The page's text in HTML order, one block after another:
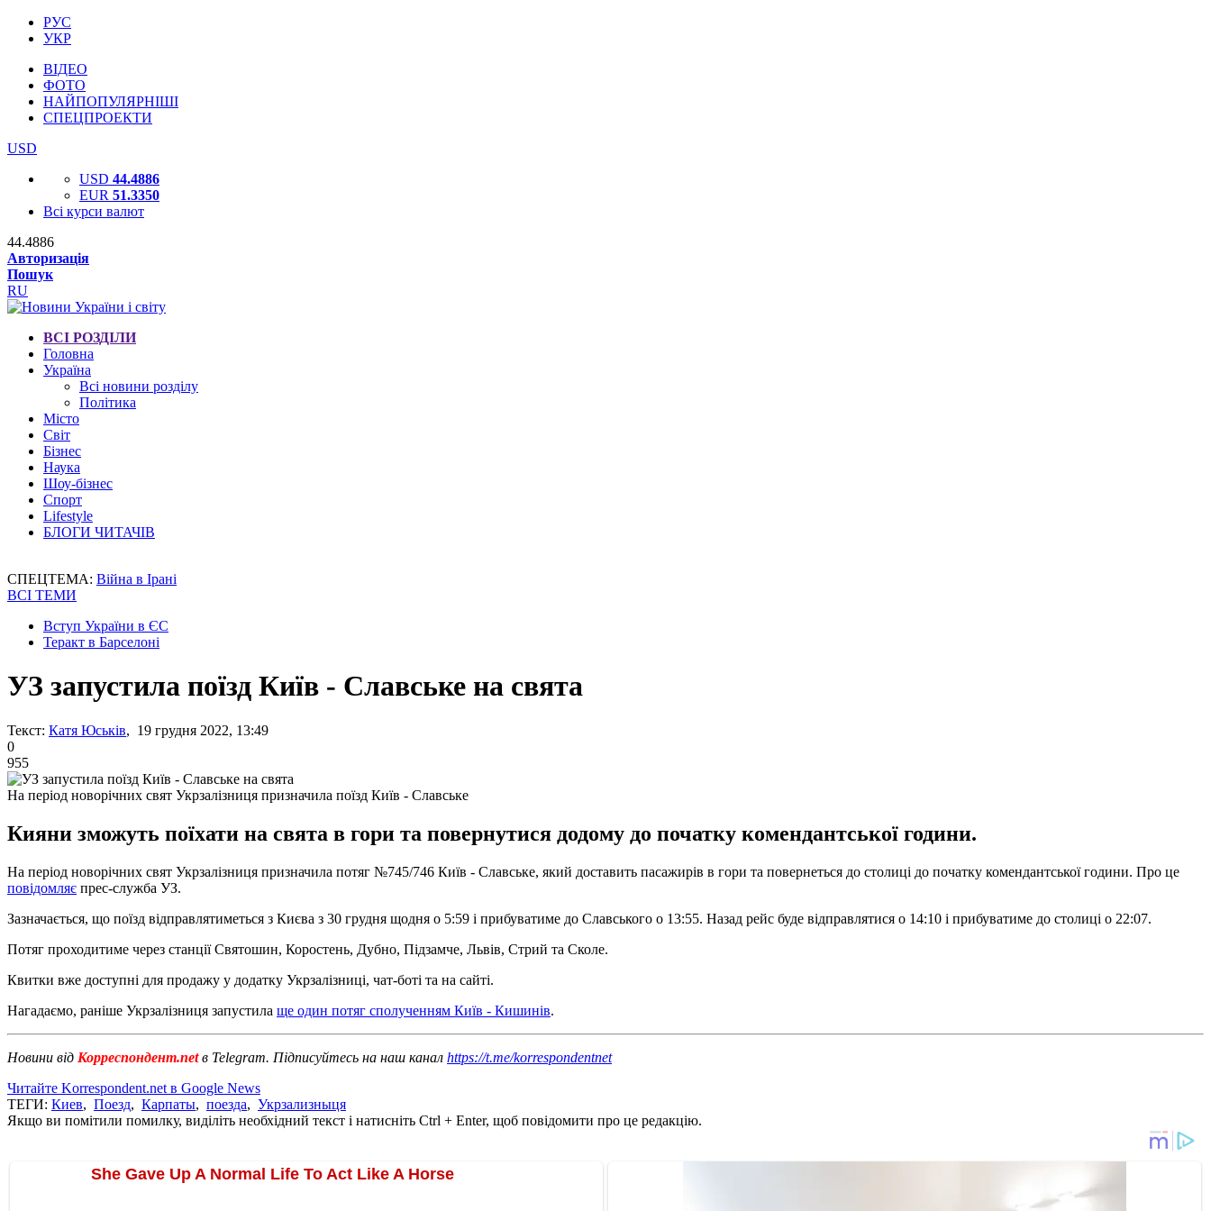
РУС
УКР
ВІДЕО
ФОТО
НАЙПОПУЛЯРНІШІ
СПЕЦПРОЕКТИ
USD
USD 44.4886
EUR 51.3350
Всі курси валют
44.4886
Авторизація
Пошук
RU
ВСІ РОЗДІЛИ
Головна
Україна
Всі новини розділу
Політика
Місто
Світ
Бізнес
Наука
Шоу-бізнес
Спорт
Lifestyle
БЛОГИ ЧИТАЧІВ
СПЕЦТЕМА: Війна в Ірані
ВСІ ТЕМИ
Вступ України в ЄС
Теракт в Барселоні
УЗ запустила поїзд Київ - Славське на свята
Текст: Катя Юськів, 19 грудня 2022, 13:49
0
955
На період новорічних свят Укрзалізниця призначила поїзд Київ - Славське
Кияни зможуть поїхати на свята в гори та повернутися додому до початку комендантської години.
На період новорічних свят Укрзалізниця призначила потяг №745/746 Київ - Славське, який доставить пасажирів в гори та повернеться до столиці до початку комендантської години. Про це
повідомляє прес-служба УЗ.
Зазначається, що поїзд відправлятиметься з Києва з 30 грудня щодня о 5:59 і прибуватиме до Славського о 13:55. Назад рейс буде відправлятися о 14:10 і прибуватиме до столиці о 22:07.
Потяг проходитиме через станції Святошин, Коростень, Дубно, Підзамче, Львів, Стрий та Сколе.
Квитки вже доступні для продажу у додатку Укрзалізниці, чат-боті та на сайті.
Нагадаємо, раніше Укрзалізниця запустила ще один потяг сполученням Київ - Кишинів.
Новини від Корреспондент.netв Telegram. Підписуйтесь на наш канал https://t.me/korrespondentnet
Читайте Korrespondent.net в Google News
ТЕГИ: Киев, Поезд, Карпаты, поезда, Укрзализныця
Якщо ви помітили помилку, виділіть необхідний текст і натисніть Ctrl + Enter, щоб повідомити про це редакцію.